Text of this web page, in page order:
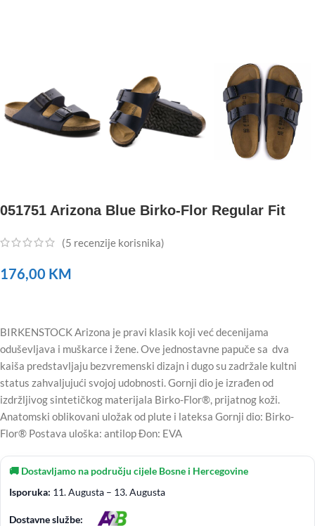
051751 Arizona Blue Birko-Flor Regular Fit
(5 recenzije korisnika)
176,00 KM
BIRKENSTOCK Arizona je pravi klasik koji već decenijama
oduševljava i muškarce i žene. Ove jednostavne papuče sa dva
kaiša predstavljaju bezvremenski dizajn i dugo su zadržale kultni
status zahvaljujući svojoj udobnosti. Gornji dio je izrađen od
izdržljivog sintetičkog materijala Birko-Flor®, prijatnog koži.
Anatomski oblikovani uložak od plute i lateksa Gornji dio: Birko-
Flor® Postava uloška: antilop Đon: EVA
🚚 Dostavljamo na području cijele Bosne i Hercegovine
Isporuka: 11. Augusta – 13. Augusta
Dostavne službe: